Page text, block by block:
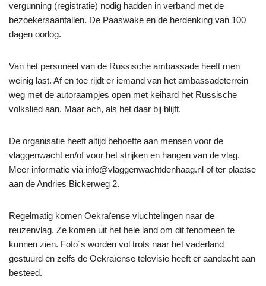
vergunning (registratie) nodig hadden in verband met de
bezoekersaantallen. De Paaswake en de herdenking van 100
dagen oorlog.
Van het personeel van de Russische ambassade heeft men
weinig last. Af en toe rijdt er iemand van het ambassadeterrein
weg met de autoraampjes open met keihard het Russische
volkslied aan. Maar ach, als het daar bij blijft.
De organisatie heeft altijd behoefte aan mensen voor de
vlaggenwacht en/of voor het strijken en hangen van de vlag.
Meer informatie via info@vlaggenwachtdenhaag.nl of ter plaatse
aan de Andries Bickerweg 2.
Regelmatig komen Oekraïense vluchtelingen naar de
reuzenvlag. Ze komen uit het hele land om dit fenomeen te
kunnen zien. Foto´s worden vol trots naar het vaderland
gestuurd en zelfs de Oekraïense televisie heeft er aandacht aan
besteed.